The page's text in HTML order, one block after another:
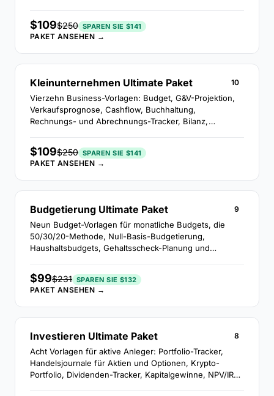
Tilgung, Eigenheimkredit und Variabelzins-Hypotheken.
$109$250 SPAREN SIE $141
PAKET ANSEHEN →
Kleinunternehmen Ultimate Paket 10
Vierzehn Business-Vorlagen: Budget, G&V-Projektion,
Verkaufsprognose, Cashflow, Buchhaltung,
Rechnungs- und Abrechnungs-Tracker, Bilanz,
Forderungs-/Verbindlichkeits-Tracker und
Projektbudget.
$109$250 SPAREN SIE $141
PAKET ANSEHEN →
Budgetierung Ultimate Paket 9
Neun Budget-Vorlagen für monatliche Budgets, die
50/30/20-Methode, Null-Basis-Budgetierung,
Haushaltsbudgets, Gehaltsscheck-Planung und
$99$231 SPAREN SIE $132
PAKET ANSEHEN →
Investieren Ultimate Paket 8
Acht Vorlagen für aktive Anleger: Portfolio-Tracker,
Handelsjournale für Aktien und Optionen, Krypto-
Portfolio, Dividenden-Tracker, Kapitalgewinne, NPV/IRR-